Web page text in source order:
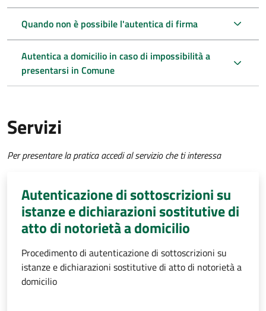
Quando non è possibile l'autentica di firma
Autentica a domicilio in caso di impossibilità a
presentarsi in Comune
Servizi
Per presentare la pratica accedi al servizio che ti interessa
Autenticazione di sottoscrizioni su
istanze e dichiarazioni sostitutive di
atto di notorietà a domicilio
Procedimento di autenticazione di sottoscrizioni su
istanze e dichiarazioni sostitutive di atto di notorietà a
domicilio